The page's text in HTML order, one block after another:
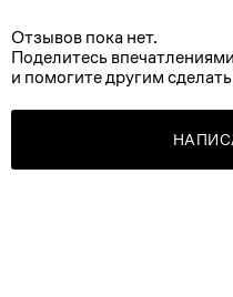
Отзывов пока нет.
Поделитесь
и помогите другим